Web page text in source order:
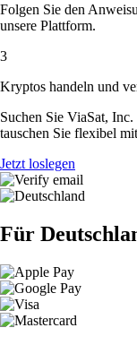
Folgen Sie den
unsere Plattform.
3
Kryptos handeln und
Suchen Sie ViaSat,
tauschen Sie flexibel
Jetzt loslegen
Für